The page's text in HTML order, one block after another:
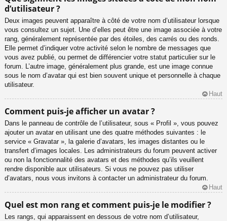
d’utilisateur ?
Deux images peuvent apparaître à côté de votre nom d’utilisateur lorsque
vous consultez un sujet. Une d’elles peut être une image associée à votre
rang, généralement représentée par des étoiles, des carrés ou des ronds.
Elle permet d’indiquer votre activité selon le nombre de messages que
vous avez publié, ou permet de différencier votre statut particulier sur le
forum. L’autre image, généralement plus grande, est une image connue
sous le nom d’avatar qui est bien souvent unique et personnelle à chaque
utilisateur.
Haut
Comment puis-je afficher un avatar ?
Dans le panneau de contrôle de l’utilisateur, sous « Profil », vous pouvez
ajouter un avatar en utilisant une des quatre méthodes suivantes : le
service « Gravatar », la galerie d’avatars, les images distantes ou le
transfert d’images locales. Les administrateurs du forum peuvent activer
ou non la fonctionnalité des avatars et des méthodes qu’ils veuillent
rendre disponible aux utilisateurs. Si vous ne pouvez pas utiliser
d’avatars, nous vous invitons à contacter un administrateur du forum.
Haut
Quel est mon rang et comment puis-je le modifier ?
Les rangs, qui apparaissent en dessous de votre nom d’utilisateur,